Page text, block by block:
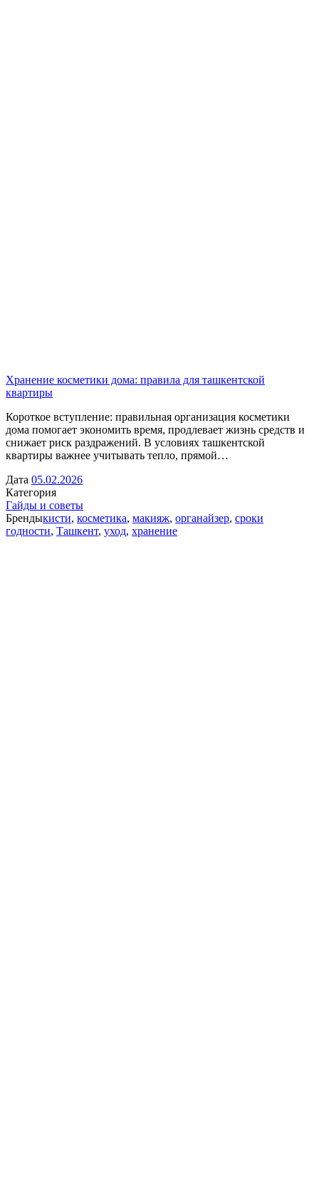
Хранение косметики дома: правила для ташкентской
квартиры
Короткое вступление: правильная организация косметики
дома помогает экономить время, продлевает жизнь средств и
снижает риск раздражений. В условиях ташкентской
квартиры важнее учитывать тепло, прямой…
Дата 05.02.2026
Категория
Гайды и советы
Брендыкисти, косметика, макияж, органайзер, сроки
годности, Ташкент, уход, хранение